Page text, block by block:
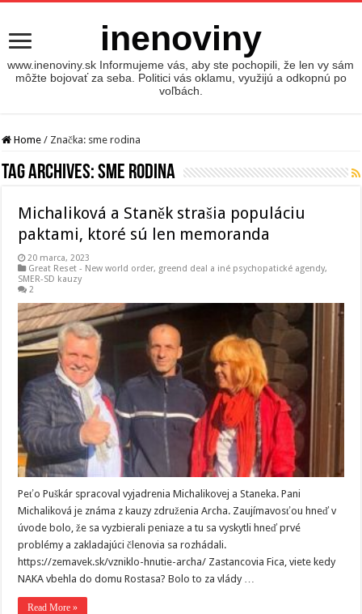
inenoviny
www.inenoviny.sk Informujeme vás, aby ste pochopili, že len vy sám
môžte bojovať za seba. Politici vás oklamu, využijú a odkopnú po
voľbách.
Home / Značka: sme rodina
Tag Archives:sme rodina
Michaliková a Staněk strašia populáciu
paktami, ktoré sú len memoranda
20 marca, 2023
Great Reset - New world order, greend deal a iné psychopatické agendy,
SMER-SD kauzy
2
Peťo Puškár spracoval vyjadrenia Michalikovej a Staneka. Pani
Michaliková je známa z kauzy združenia Archa. Zaujímavosťou hneď v
úvode bolo, že sa vyzbierali peniaze a tu sa vyskytli hneď prvé
problémy a zakladajúci členovia sa rozhádali.
https://zemavek.sk/vzniklo-hnutie-archa/ Zastancovia Fica, viete kedy
NAKA vbehla do domu Rostasa? Bolo to za vlády …
Read More »